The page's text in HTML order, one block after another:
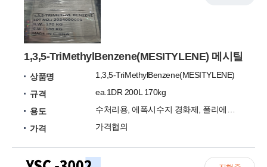
1,3,5-TriMethylBenzene(MESITYLENE) 메시틸렌
상품명
1,3,5-TriMethylBenzene(MESITYLENE)
규격
ea.1DR 200L 170kg
용도
가격
가격협의